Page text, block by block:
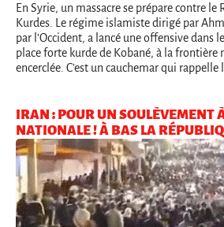
En Syrie, un massacre se prépare contre le
Kurdes. Le régime islamiste dirigé par
par l’Occident, a lancé une offensive dans
place forte kurde de Kobané, à la frontière
encerclée. C’est un cauchemar qui
IRAN : POUR UN SOULÈVEMENT À
NATIONALE ! À BAS LA